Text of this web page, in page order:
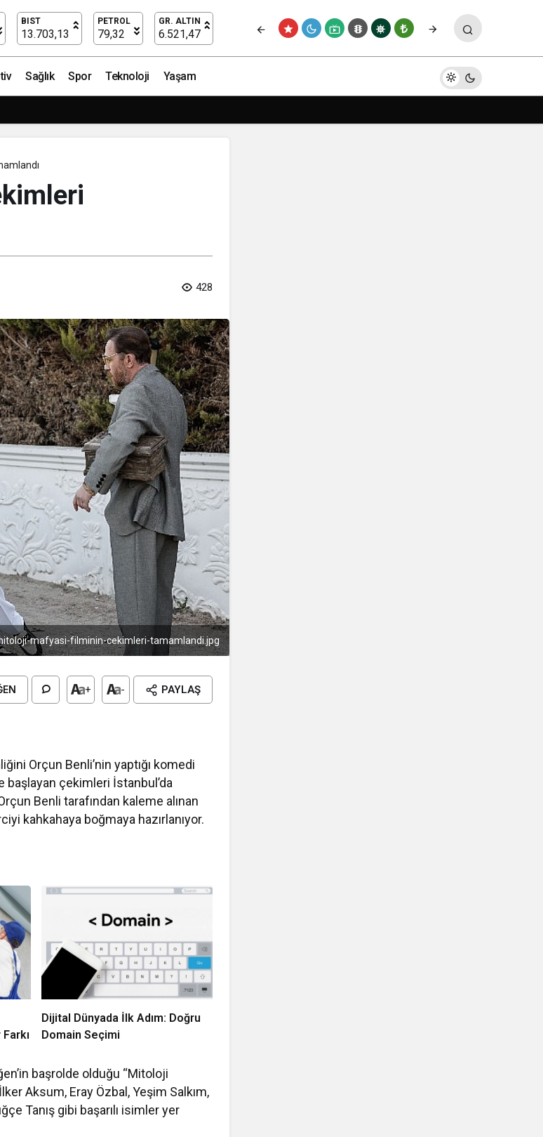
BIST
13.703,13
PETROL
79,32
GR. ALTIN
6.521,47
Sağlık Spor Teknoloji Yaşam
428
mafyasi-filminin-cekimleri-tamamlandi.jpg
+ - PAYLAŞ
Orçun Benli’nin yaptığı komedi
başlayan çekimleri İstanbul’da
Benli tarafından kaleme alınan
kahkahaya boğmaya hazırlanıyor.
Dijital Dünyada İlk Adım: Doğru
Domain Seçimi
başrolde olduğu “Mitoloji
Aksum, Eray Özbal, Yeşim Salkım,
Tanış gibi başarılı isimler yer
Galası Gerçekleşti Yorum Yap Paylaş